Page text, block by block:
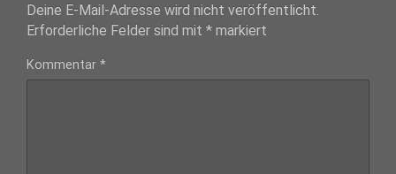
Deine E-Mail-Adresse wird nicht veröffentlicht.
Erforderliche Felder sind mit * markiert
Kommentar *